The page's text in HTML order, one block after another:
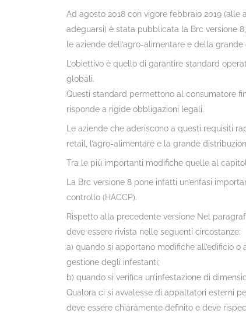
Ad agosto 2018 con vigore febbraio 2019
adeguarsi) è stata pubblicata la Brc versione
le aziende dell’agro-alimentare e della
L’obiettivo è quello di garantire standard
globali.
Questi standard permettono al consumatore
risponde a rigide obbligazioni legali.
Le aziende che aderiscono a questi requisiti
retail, l’agro-alimentare e la grande
Tra le più importanti modifiche quelle al
La Brc versione 8 pone infatti un’enfasi
controllo (HACCP).
Rispetto alla precedente versione Nel
deve essere rivista nelle seguenti circostanze:
a) quando si apportano modifiche all’edificio
gestione degli infestanti;
b) quando si verifica un’infestazione di
Qualora ci si avvalesse di appaltatori esterni
deve essere chiaramente definito e deve